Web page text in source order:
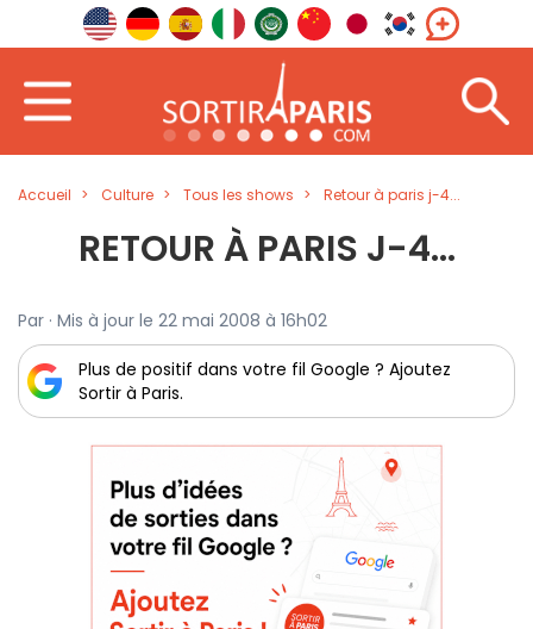
Accueil Culture Tous les shows Retour à paris j-4...
RETOUR À PARIS J-4...
Par · Mis à jour le 22 mai 2008 à 16h02
Plus de positif dans votre fil Google ? Ajoutez
Sortir à Paris.